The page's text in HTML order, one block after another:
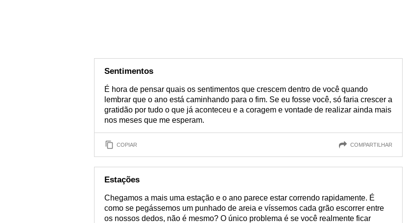
Sentimentos
É hora de pensar quais os sentimentos que crescem dentro de você quando
lembrar que o ano está caminhando para o fim. Se eu fosse você, só faria crescer a
gratidão por tudo o que já aconteceu e a coragem e vontade de realizar ainda mais
nos meses que me esperam.
COPIAR COMPARTILHAR
Estações
Chegamos a mais uma estação e o ano parece estar correndo rapidamente. É
como se pegássemos um punhado de areia e víssemos cada grão escorrer entre
os nossos dedos, não é mesmo? O único problema é se você realmente ficar